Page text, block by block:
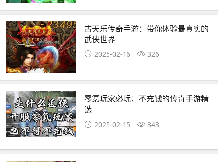
古天乐传奇手游：带你体验最真实的
武侠世界
2025-02-16 326
零氪玩家必玩：不充钱的传奇手游精
选
2025-02-15 343